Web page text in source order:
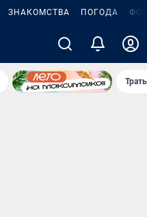
ЗНАКОМСТВА ПОГОДА